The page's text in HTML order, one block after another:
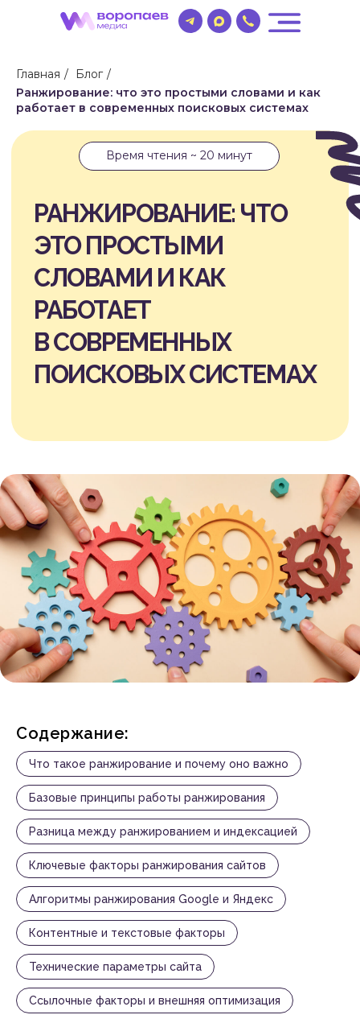
Главная / Блог /
Ранжирование: что это простыми словами и как
работает в современных поисковых системах
Время чтения ~ 20 минут
РАНЖИРОВАНИЕ: ЧТО
ЭТО ПРОСТЫМИ
РАБОТАЕТ
В СОВРЕМЕННЫХ
ПОИСКОВЫХ СИСТЕМАХ
Содержание:
Что такое ранжирование и почему оно важно
Базовые принципы работы ранжирования
Разница между ранжированием и индексацией
Ключевые факторы ранжирования сайтов
Алгоритмы ранжирования Google и Яндекс
Контентные и текстовые факторы
Технические параметры сайта
Ссылочные факторы и внешняя оптимизация
Ранжирование — это процесс, при
котором поисковая система определяет
порядок отображения страниц
в результатах поиска на основе
множества факторов. Именно
ранжирование решает, окажется ли ваш